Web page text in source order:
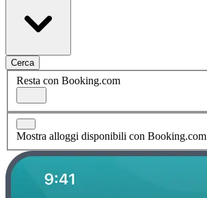
Cerca
Resta con Booking.com
Mostra alloggi disponibili con Booking.com